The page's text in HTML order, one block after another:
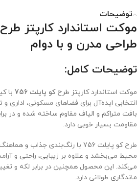
توضیحات
طراحی مدرن و با دوام
توضیحات کامل:
موکت استاندارد کارپتز طرحکو پایلت 756
با
انتخابی ایده‌آل برای فضاهای مسکونی، اداری
بافت متراکم و الیاف مقاوم ساخته شده و در
مقاومت بسیار خوبی دارد.
طرح کو پایلت 756 با رنگ‌بندی
محیط می‌بخشد و علاوه بر زیبایی، راحتی و
می‌کند. این محصول همچنین در برابر لکه و
ماندگاری طولانی دارد.